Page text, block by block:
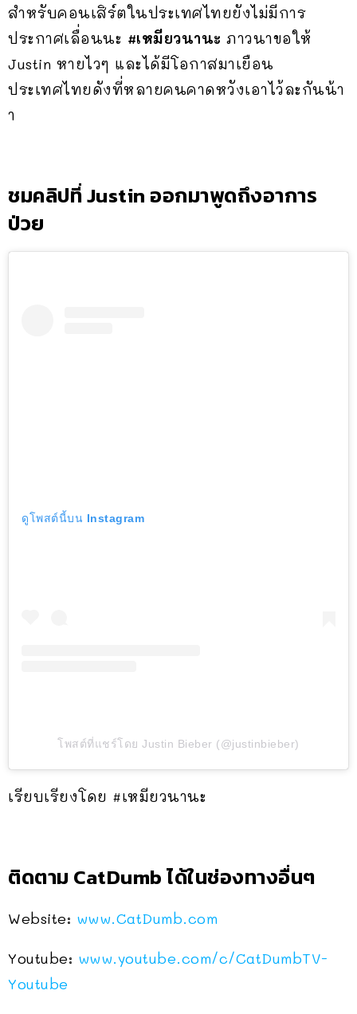
สำหรับคอนเสิร์ตในประเทศไทยยังไม่มีการ
ประกาศเลื่อนนะ #เหมียวนานะ ภาวนาขอให้
Justin หายไวๆ และได้มีโอกาสมาเยือน
ประเทศไทยดังที่หลายคนคาดหวังเอาไว้ละกันน้า
า
ชมคลิปที่ Justin ออกมาพูดถึงอาการ
ป่วย
ดูโพสต์นี้บน Instagram
โพสต์ที่แชร์โดย Justin Bieber (@justinbieber)
เรียบเรียงโดย #เหมียวนานะ
ติดตาม CatDumb ได้ในช่องทางอื่นๆ
Website: www.CatDumb.com
Youtube: www.youtube.com/c/CatDumbTV-
Youtube